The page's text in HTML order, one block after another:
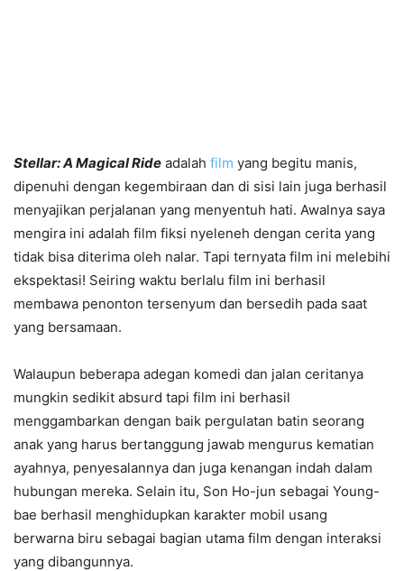
Stellar: A Magical Ride adalah film yang begitu manis,
dipenuhi dengan kegembiraan dan di sisi lain juga berhasil
menyajikan perjalanan yang menyentuh hati. Awalnya saya
mengira ini adalah film fiksi nyeleneh dengan cerita yang
tidak bisa diterima oleh nalar. Tapi ternyata film ini melebihi
ekspektasi! Seiring waktu berlalu film ini berhasil
membawa penonton tersenyum dan bersedih pada saat
yang bersamaan.
Walaupun beberapa adegan komedi dan jalan ceritanya
mungkin sedikit absurd tapi film ini berhasil
menggambarkan dengan baik pergulatan batin seorang
anak yang harus bertanggung jawab mengurus kematian
ayahnya, penyesalannya dan juga kenangan indah dalam
hubungan mereka. Selain itu, Son Ho-jun sebagai Young-
bae berhasil menghidupkan karakter mobil usang
berwarna biru sebagai bagian utama film dengan interaksi
yang dibangunnya.